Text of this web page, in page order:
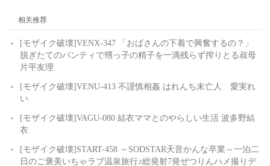
相关推荐
[モザイク破壊]VENX-347 「おばさんの下着で興奮するの？」
脱ぎたてのパンティで甥っ子の精子を一滴残らず搾りとる叔母
片平友理
[モザイク破壊]VENU-413 不謹慎相姦 はれんち未亡人 愛実れ
い
[モザイク破壊]VAGU-080 結衣ママとのやらしい生活 波多野結
衣
[モザイク破壊]START-458 ～SODSTAR天音かんな卒業～一泊二
日のご褒美いちゃラブ温泉旅行♪総発射7発ぜつりんハメ撮りデ